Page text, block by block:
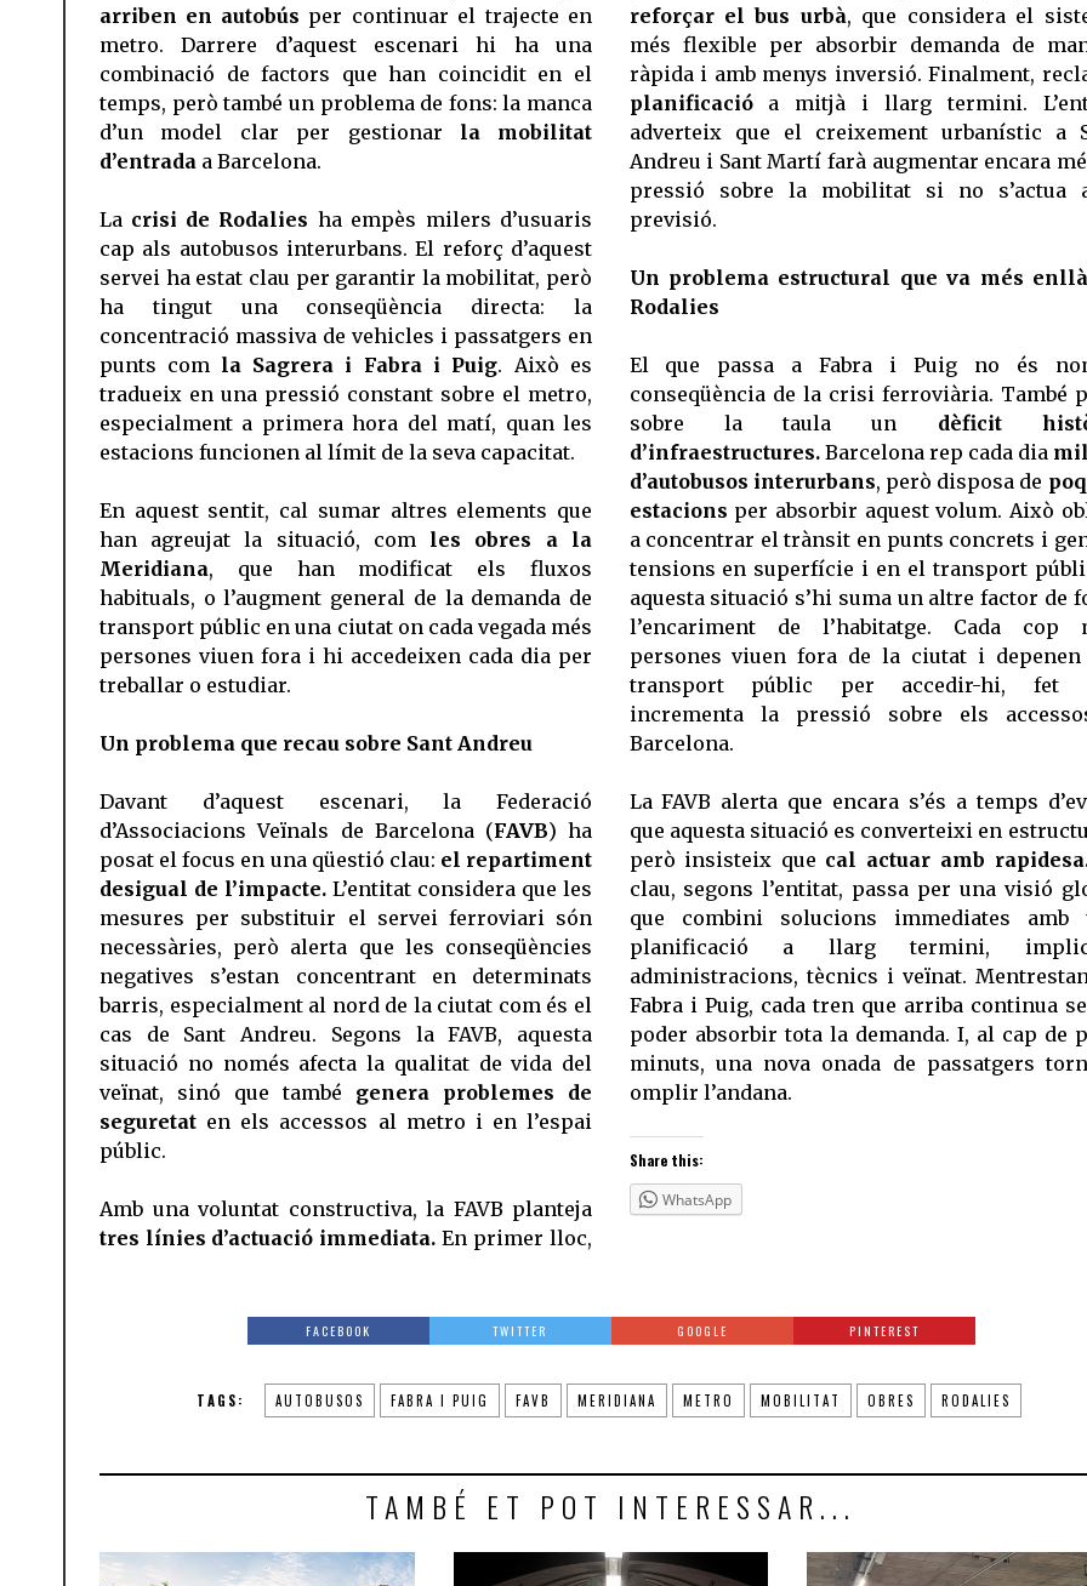
arriben en autobús per continuar el trajecte en
metro. Darrere d’aquest escenari hi ha una
combinació de factors que han coincidit en el
temps, però també un problema de fons: la manca
d’un model clar per gestionar la mobilitat
d’entrada a Barcelona.
La crisi de Rodalies ha empès milers d’usuaris
cap als autobusos interurbans. El reforç d’aquest
servei ha estat clau per garantir la mobilitat, però
ha tingut una conseqüència directa: la
concentració massiva de vehicles i passatgers en
punts com la Sagrera i Fabra i Puig. Això es
tradueix en una pressió constant sobre el metro,
especialment a primera hora del matí, quan les
estacions funcionen al límit de la seva capacitat.
En aquest sentit, cal sumar altres elements que
han agreujat la situació, com les obres a la
Meridiana, que han modificat els fluxos
habituals, o l’augment general de la demanda de
transport públic en una ciutat on cada vegada més
persones viuen fora i hi accedeixen cada dia per
treballar o estudiar.
Un problema que recau sobre Sant Andreu
Davant d’aquest escenari, la Federació
d’Associacions Veïnals de Barcelona (FAVB) ha
posat el focus en una qüestió clau: el repartiment
desigual de l’impacte. L’entitat considera que les
mesures per substituir el servei ferroviari són
necessàries, però alerta que les conseqüències
negatives s’estan concentrant en determinats
barris, especialment al nord de la ciutat com és el
cas de Sant Andreu. Segons la FAVB, aquesta
situació no només afecta la qualitat de vida del
veïnat, sinó que també genera problemes de
seguretat en els accessos al metro i en l’espai
públic.
Amb una voluntat constructiva, la FAVB planteja
tres línies d’actuació immediata. En primer lloc,
reforçar el bus urbà, que considera el
més flexible per absorbir demanda de
ràpida i amb menys inversió. Finalment,
planificacióa mitjà i llarg termini.
adverteix que el creixement urbanístic a
Andreu i Sant Martí farà augmentar encara
pressió sobre la mobilitat si no s’actua
previsió.
Un problema estructural que va més
Rodalies
El que passa a Fabra i Puig no és
conseqüència de la crisi ferroviària. També
sobre la taula un dèficit
d’infraestructures.Barcelona rep cada dia
d’autobusos interurbans, però disposa de
estacions per absorbir aquest volum. Això
a concentrar el trànsit en punts concrets i
tensions en superfície i en el transport
aquesta situació s’hi suma un altre factor de
l’encariment de l’habitatge. Cada cop
persones viuen fora de la ciutat i
transport públic per accedir-hi, fet
incrementa la pressió sobre els
Barcelona.
La FAVB alerta que encara s’és a temps
que aquesta situació es converteixi en
però insisteix que cal actuar amb
clau, segons l’entitat, passa per una visió
que combini solucions immediates amb
planificació a llarg termini,
administracions, tècnics i veïnat.
Fabra i Puig, cada tren que arriba continua
poder absorbir tota la demanda. I, al cap de
minuts, una nova onada de passatgers
omplir l’andana.
Share this:
WhatsApp
FACEBOOK TWITTER GOOGLE PINTEREST
TAGS: AUTOBUSOS FABRA I PUIG FAVB MERIDIANA METRO MOBILITAT OBRES RODALIES
TAMBÉ ET POT INTERESSAR...